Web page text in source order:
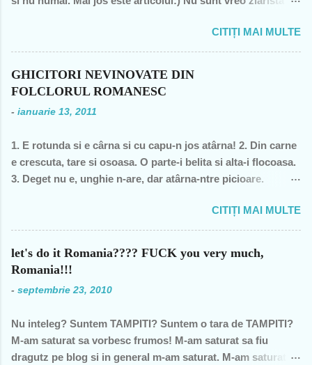
partid- n-am fost decât membră a PCR, câteva luni în 1989,
şi mi-a ajuns şi pentru perioada de după 1989-, nu sunt
scoate şi tâmpiţi în urma prestaţiei sale- asa cum rezultă
pdl-işti, aceasta nu e o înjurătură)! Recunosc acum că din
1990 şi până în acest an de graţie, am fost mereu în
opoziţie, chiar şi atunci când au ieşit cei pe care i-am votat-
mai mult sau mai puţin. De fiecare dată, însă, aveam
speranţa că ceva se va schimba, o dată cu noua generaţie.
Î...
CITIȚI MAI MULTE
GHICITORI NEVINOVATE DIN
FOLCLORUL ROMANESC
- ianuarie 13, 2011
1. E rotunda si e cârna si cu capu-n jos atârna! 2. Din carne
e crescuta, tare si osoasa. O parte-i belita si alta-i flocoasa.
3. Deget nu e, unghie n-are, dar atârna-ntre picioare.
o baga, o freaca, coboara, se spala si pleaca? 5. Ce se
plateste, se beleste, se linge când e tare si curge când e
moale? 6. În fata mareata, pe margine creata, în spate o
lingi, în fata o-mpingi. 7. Piele vie-n, piele moarta, dai din
de gâsca 3. tâta vacii 4. cosarul 5. înghetata 6. marca
fie rusine....
CITIȚI MAI MULTE
let's do it Romania???? FUCK you very much,
Romania!!!
- septembrie 23, 2010
Nu inteleg? Suntem TAMPITI? Suntem o tara de TAMPITI?
M-am saturat sa vorbesc frumos! M-am saturat sa fiu
dragutz pe blog si in general m-am saturat. M-am saturat!